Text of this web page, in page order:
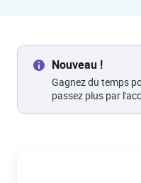
Nouveau !
Gagnez du temps
passez plus par